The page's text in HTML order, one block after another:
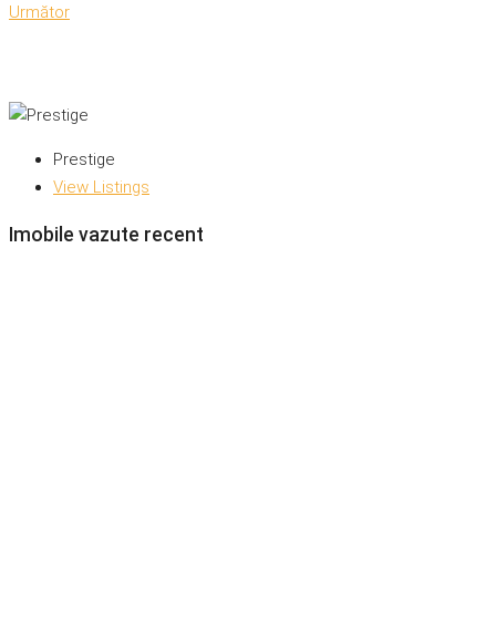
Următor
Prestige
View Listings
Imobile vazute recent